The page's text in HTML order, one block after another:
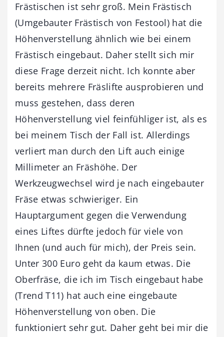
Frästischen ist sehr groß. Mein Frästisch
(Umgebauter Frästisch von Festool) hat die
Höhenverstellung ähnlich wie bei einem
Frästisch eingebaut. Daher stellt sich mir
diese Frage derzeit nicht. Ich konnte aber
bereits mehrere Fräslifte ausprobieren und
muss gestehen, dass deren
Höhenverstellung viel feinfühliger ist, als es
bei meinem Tisch der Fall ist. Allerdings
verliert man durch den Lift auch einige
Millimeter an Fräshöhe. Der
Werkzeugwechsel wird je nach eingebauter
Fräse etwas schwieriger. Ein
Hauptargument gegen die Verwendung
eines Liftes dürfte jedoch für viele von
Ihnen (und auch für mich), der Preis sein.
Unter 300 Euro geht da kaum etwas. Die
Oberfräse, die ich im Tisch eingebaut habe
(Trend T11) hat auch eine eingebaute
Höhenverstellung von oben. Die
funktioniert sehr gut. Daher geht bei mir die